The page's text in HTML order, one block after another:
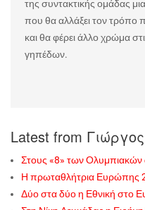
της συντακτικής ομάδας
που θα αλλάξει τον τρόπο
και θα φέρει άλλο χρώμα
γηπέδων.
Latest from
Στους «8» των Ολυμπιακών
Η πρωταθλήτρια Ευρώπης
Δύο στα δύο η Εθνική στο